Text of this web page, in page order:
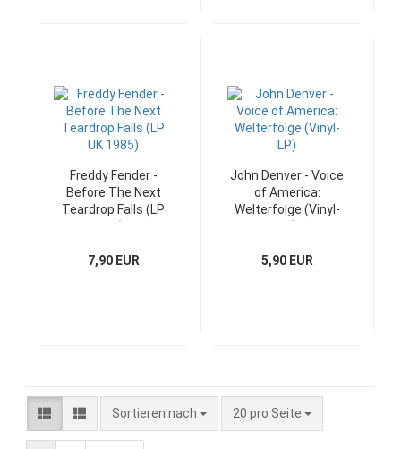
Freddy Fender -
Before The Next
Teardrop Falls (LP
7,90 EUR
John Denver - Voice
of America:
Welterfolge (Vinyl-
5,90 EUR
Sortieren nach 20 pro Seite